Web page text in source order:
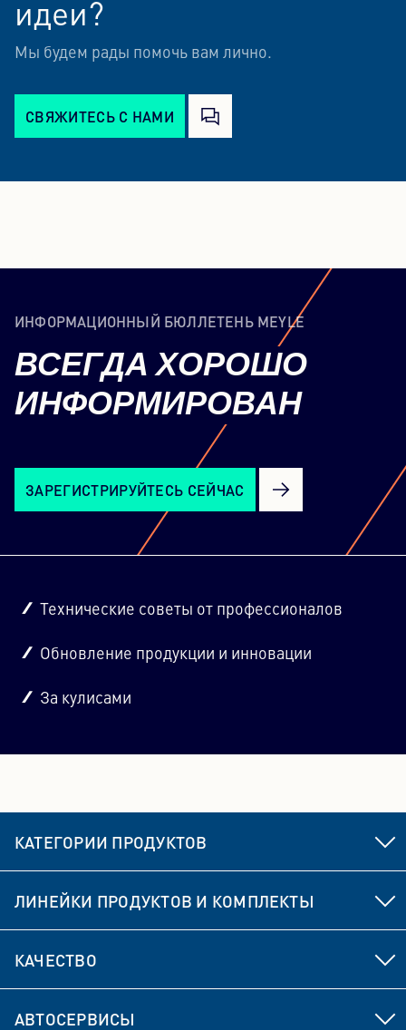
идеи?
Мы будем рады помочь вам лично.
СВЯЖИТЕСЬ С НАМИ
ИНФОРМАЦИОННЫЙ БЮЛЛЕТЕНЬ MEYLE
ВСЕГДА ХОРОШО
ИНФОРМИРОВАН
ЗАРЕГИСТРИРУЙТЕСЬ СЕЙЧАС
Технические советы от профессионалов
Обновление продукции и инновации
За кулисами
КАТЕГОРИИ ПРОДУКТОВ
Элементы привода
ЛИНЕЙКИ ПРОДУКТОВ И КОМПЛЕКТЫ
MEYLE PD
КАЧЕСТВО
АВТОСЕРВИСЫ